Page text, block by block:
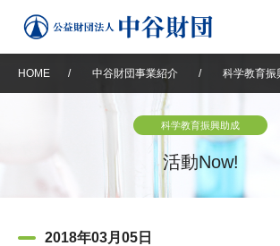
中谷財団について
HOME / 中谷財団事業紹介 / 科学教育振
科学教育振興助成
活動Now!
2018年03月05日